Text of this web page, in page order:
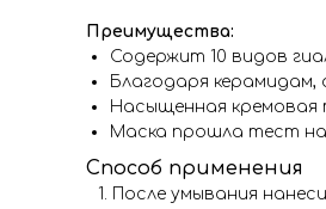
Преимущества:
Содержит 10 видов
Благодаря
Насыщенная кремовая
Маска прошла тест на
Способ применения
После умывания